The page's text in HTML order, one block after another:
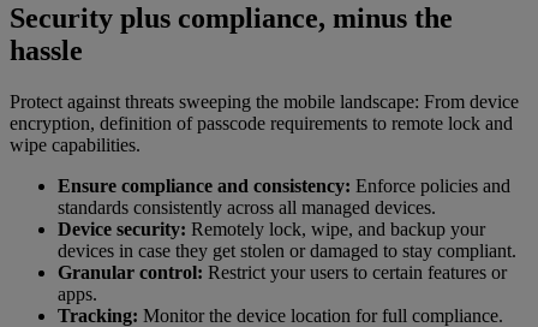
Security plus compliance, minus the
hassle
Protect against threats sweeping the mobile landscape: From device
encryption, definition of passcode requirements to remote lock and
wipe capabilities.
Ensure compliance and consistency: Enforce policies and
standards consistently across all managed devices.
Device security: Remotely lock, wipe, and backup your
devices in case they get stolen or damaged to stay compliant.
Granular control: Restrict your users to certain features or
apps.
Tracking: Monitor the device location for full compliance.